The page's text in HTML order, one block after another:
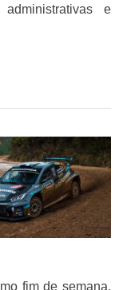
e
fim de semana,